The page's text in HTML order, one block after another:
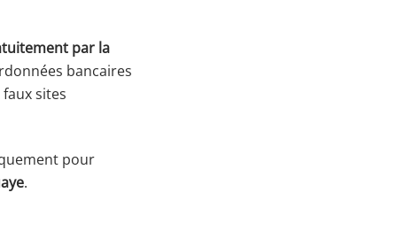
par la
bancaires
sites
pour
.